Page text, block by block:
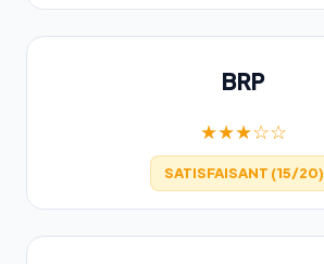
BRP
★★★☆☆
SATISFAISANT (15/20)